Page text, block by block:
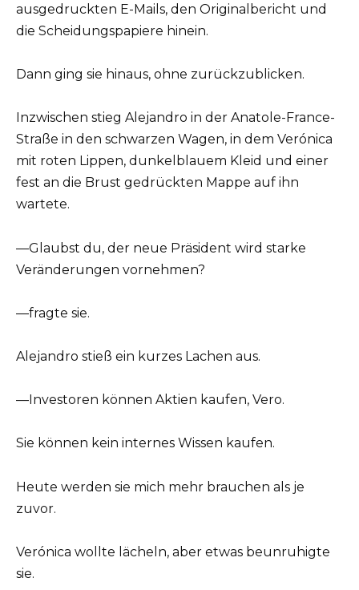
ausgedruckten E-Mails, den Originalbericht und
die Scheidungspapiere hinein.
Dann ging sie hinaus, ohne zurückzublicken.
Inzwischen stieg Alejandro in der Anatole-France-
Straße in den schwarzen Wagen, in dem Verónica
mit roten Lippen, dunkelblauem Kleid und einer
fest an die Brust gedrückten Mappe auf ihn
wartete.
—Glaubst du, der neue Präsident wird starke
Veränderungen vornehmen?
—fragte sie.
Alejandro stieß ein kurzes Lachen aus.
—Investoren können Aktien kaufen, Vero.
Sie können kein internes Wissen kaufen.
Heute werden sie mich mehr brauchen als je
zuvor.
Verónica wollte lächeln, aber etwas beunruhigte
sie.